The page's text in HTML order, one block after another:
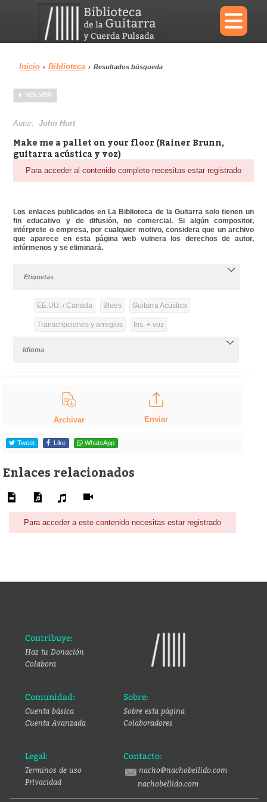
×
Menu
Biblioteca
Área personal Reproductor
Inicio › Biblioteca › Resultados búsqueda
VOLVER
Autor:John Hurt
Make me a pallet on your floor (Rainer Brunn,
guitarra acústica y voz)
Para acceder al contenido completo necesitas estar registrado
Los enlaces publicados en La Biblioteca de la Guitarra solo tienen un
fin educativo y de difusión, no comercial. Si algún compositor,
intérprete o empresa, por cualquier motivo, considera que un archivo
que aparece en esta página web vulnera los derechos de autor,
infórmenos y se eliminará.
Etiquetas
EE.UU. / Canada Blues Guitarra Acústica
Transcripciones y arreglos Ins. + voz
Idioma
Archivar Enviar
Tweet Like WhatsApp
Enlaces relacionados
Para acceder a este contenido necesitas estar registrado
Contribuye:
Haz tu Donación
Colabora
Comunidad:
Cuenta básica
Cuenta Avanzada
Sobre:
Sobre esta página
Colaboradores
Legal:
Terminos de uso
Privacidad
Contacto:
nacho@nachobellido.com
nachobellido.com